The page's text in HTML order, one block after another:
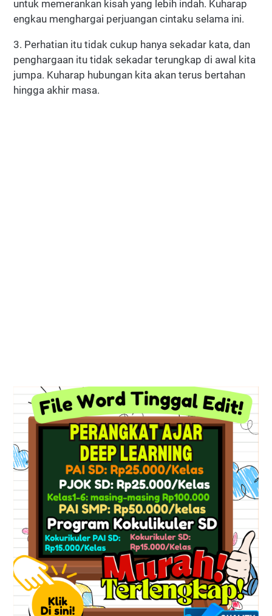
untuk memerankan kisah yang lebih indah. Kuharap
engkau menghargai perjuangan cintaku selama ini.
3. Perhatian itu tidak cukup hanya sekadar kata, dan
penghargaan itu tidak sekadar terungkap di awal kita
jumpa. Kuharap hubungan kita akan terus bertahan
hingga akhir masa.